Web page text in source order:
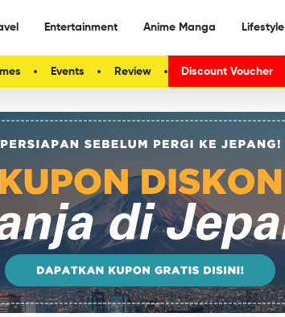
Entertainment Anime Manga Lifestyle
Events Review Discount Voucher